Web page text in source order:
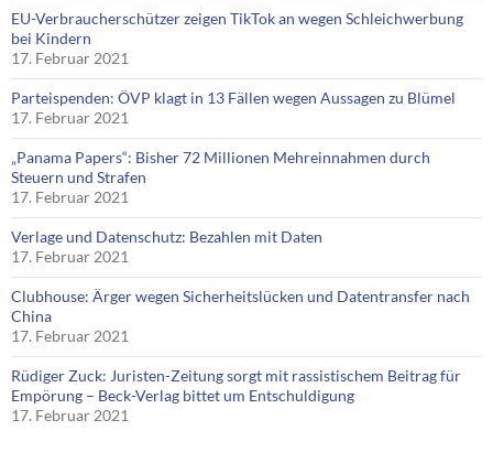
EU-Verbraucherschützer zeigen TikTok an wegen Schleichwerbung
bei Kindern
17. Februar 2021
Parteispenden: ÖVP klagt in 13 Fällen wegen Aussagen zu Blümel
17. Februar 2021
„Panama Papers“: Bisher 72 Millionen Mehreinnahmen durch
Steuern und Strafen
17. Februar 2021
Verlage und Datenschutz: Bezahlen mit Daten
17. Februar 2021
Clubhouse: Ärger wegen Sicherheitslücken und Datentransfer nach
China
17. Februar 2021
Rüdiger Zuck: Juristen-Zeitung sorgt mit rassistischem Beitrag für
Empörung – Beck-Verlag bittet um Entschuldigung
17. Februar 2021